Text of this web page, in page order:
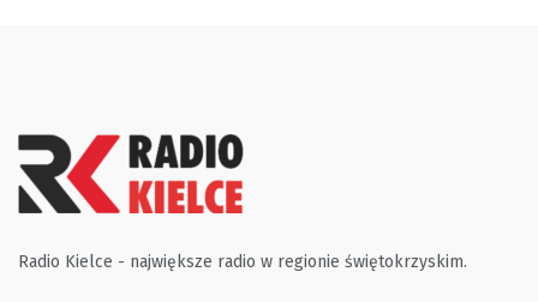
Radio Kielce - największe radio w regionie świętokrzyskim.